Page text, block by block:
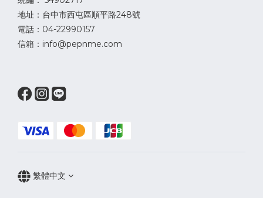
地址：台中市西屯區順平路248號
電話：04-22990157
信箱：info@pepnme.com
繁體中文